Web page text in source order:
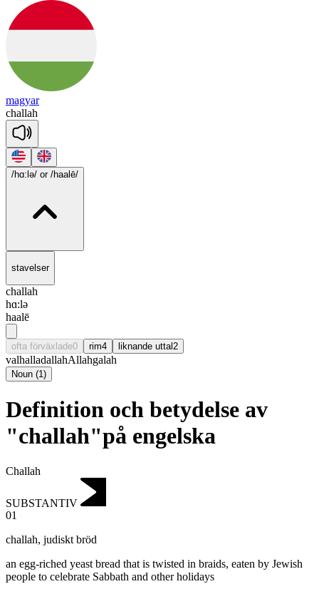
magyar
challah
/hɑ:lə/ or /haalē/
stavelser
challah
hɑ:lə
haalē
ofta förväxlade0 rim4 liknande uttal2
valhalladallahAllahgalah
Noun (1)
Definition och betydelse av
"challah"på engelska
Challah
SUBSTANTIV
01
challah, judiskt bröd
an egg-riched yeast bread that is twisted in braids, eaten by Jewish
people to celebrate Sabbath and other holidays